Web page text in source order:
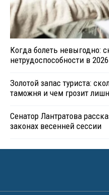
Когда болеть невыгодно:
нетрудоспособности в
Золотой запас туриста:
таможня и чем грозит
Сенатор Лантратова
законах весенней сессии